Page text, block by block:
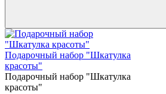
Подарочный набор "Шкатулка
красоты"
Подарочный набор "Шкатулка
красоты"